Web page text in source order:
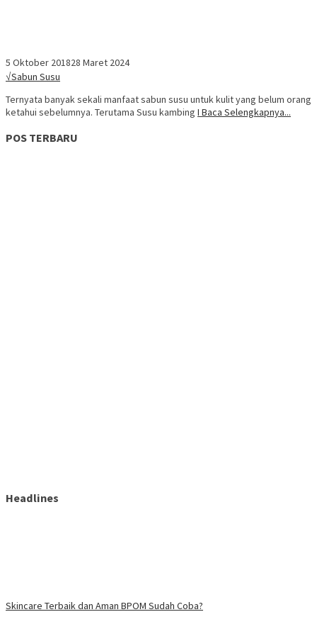
5 Oktober 201828 Maret 2024
√Sabun Susu
Ternyata banyak sekali manfaat sabun susu untuk kulit yang belum orang
ketahui sebelumnya. Terutama Susu kambing I Baca Selengkapnya...
POS TERBARU
Headlines
Skincare Terbaik dan Aman BPOM Sudah Coba?